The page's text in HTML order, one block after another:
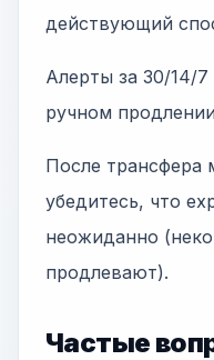
действующий
Алерты за 30/14/
ручном
После трансфера
убедитесь, что
неожиданно
продлевают).
Частые